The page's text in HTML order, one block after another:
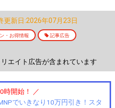
更新日:2026年07月23日
・お得情報 記事広告
エイト広告が含まれています
時開始！ ／
でいきなり10万円引き！スタ